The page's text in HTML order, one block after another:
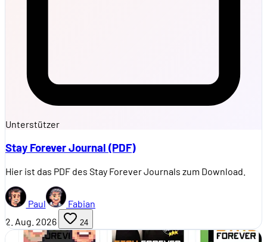
Unterstützer
Stay Forever Journal (PDF)
Hier ist das PDF des Stay Forever Journals zum Download.
Paul
Fabian
2. Aug. 2026
24